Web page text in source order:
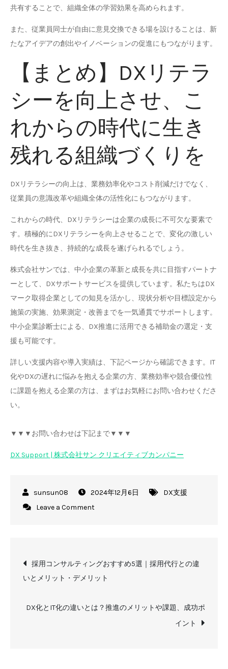
共有することで、組織全体の学習効果を高められます。
また、従業員同士が自由に意見交換できる場を設けることは、新
たなアイデアの創出やイノベーションの促進にもつながります。
【まとめ】DXリテラ
シーを向上させ、こ
れからの時代に生き
残れる組織づくりを
DXリテラシーの向上は、業務効率化やコスト削減だけでなく、
従業員の意識改革や組織全体の活性化にもつながります。
これからの時代、DXリテラシーは企業の成長に不可欠な要素で
す。積極的にDXリテラシーを向上させることで、変化の激しい
時代を生き抜き、持続的な成長を遂げられるでしょう。
株式会社サンでは、中小企業の革新と成長を共に目指すパートナ
ーとして、DXサポートサービスを提供しています。私たちはDX
マーク取得企業としての知見を活かし、現状分析や目標設定から
施策の実施、効果測定・改善までを一気通貫でサポートします。
中小企業診断士による、DX推進に活用できる補助金の選定・支
援も可能です。
詳しい支援内容や導入実績は、下記ページから確認できます。IT
化やDXの遅れに悩みを抱える企業の方、業務効率や競合優位性
に課題を抱える企業の方は、まずはお気軽にお問い合わせくださ
い。
▼▼▼お問い合わせは下記まで▼▼▼
DX Support | 株式会社サン クリエイティブカンパニー
2024年12月6日
DX支援
Leave a Comment
ラ
シ
と
投
稿
ナ
採用コンサルティングおすすめ5選｜採用代行との違
いとメリット・デメリット
DX化とIT化の違いとは？推進のメリットや課題、成功ポ
イント